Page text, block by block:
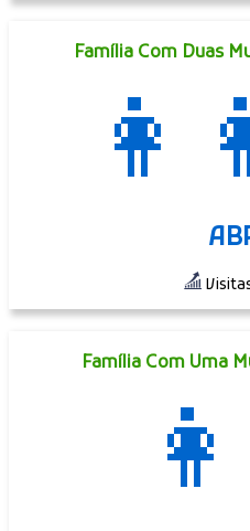
Família Com Duas
Família Com Uma